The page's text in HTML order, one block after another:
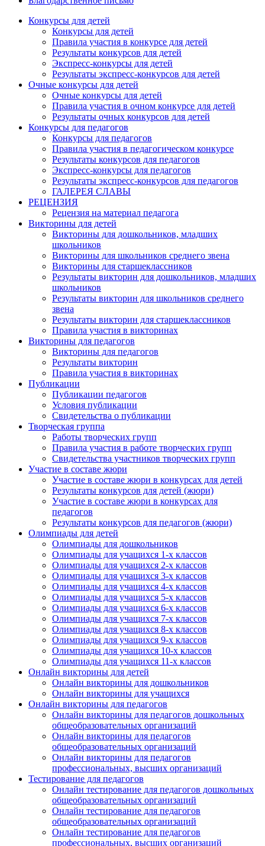
Конкурсы для детей
Конкурсы для детей
Правила участия в конкурсе для детей
Результаты конкурсов для детей
Экспресс-конкурсы для детей
Результаты экспресс-конкурсов для детей
Очные конкурсы для детей
Очные конкурсы для детей
Правила участия в очном конкурсе для детей
Результаты очных конкурсов для детей
Конкурсы для педагогов
Конкурсы для педагогов
Правила участия в педагогическом конкурсе
Результаты конкурсов для педагогов
Экспресс-конкурсы для педагогов
Результаты экспресс-конкурсов для педагогов
ГАЛЕРЕЯ СЛАВЫ
РЕЦЕНЗИЯ
Рецензия на материал педагога
Викторины для детей
Викторины для дошкольников, младших
школьников
Викторины для школьников среднего звена
Викторины для старшеклассников
Результаты викторин для дошкольников, младших
школьников
Результаты викторин для школьников среднего
звена
Результаты викторин для старшеклассников
Правила участия в викторинах
Викторины для педагогов
Викторины для педагогов
Результаты викторин
Правила участия в викторинах
Публикации
Публикации педагогов
Условия публикации
Свидетельства о публикации
Творческая группа
Работы творческих групп
Правила участия в работе творческих групп
Свидетельства участников творческих групп
Участие в составе жюри
Участие в составе жюри в конкурсах для детей
Результаты конкурсов для детей (жюри)
Участие в составе жюри в конкурсах для
педагогов
Результаты конкурсов для педагогов (жюри)
Олимпиады для детей
Олимпиады для дошкольников
Олимпиады для учащихся 1-х классов
Олимпиады для учащихся 2-х классов
Олимпиады для учащихся 3-х классов
Олимпиады для учащихся 4-х классов
Олимпиады для учащихся 5-х классов
Олимпиады для учащихся 6-х классов
Олимпиады для учащихся 7-х классов
Олимпиады для учащихся 8-х классов
Олимпиады для учащихся 9-х классов
Олимпиады для учащихся 10-х классов
Олимпиады для учащихся 11-х классов
Онлайн викторины для детей
Онлайн викторины для дошкольников
Онлайн викторины для учащихся
Онлайн викторины для педагогов
Онлайн викторины для педагогов дошкольных
общеобразовательных организаций
Онлайн викторины для педагогов
общеобразовательных организаций
Онлайн викторины для педагогов
профессиональных, высших организаций
Тестирование для педагогов
Онлайн тестирование для педагогов дошкольных
общеобразовательных организаций
Онлайн тестирование для педагогов
общеобразовательных организаций
Онлайн тестирование для педагогов
профессиональных, высших организаций
Анонсы конкурсов
Подпишитесь на анонсы сегодня и узнавайте
первыми о самом важном.
Имя
Организация
Подписаться
Нажимая на кнопку, вы даете согласие на обработку своих
персональных данных согласно 152-ФЗ.Подробнее